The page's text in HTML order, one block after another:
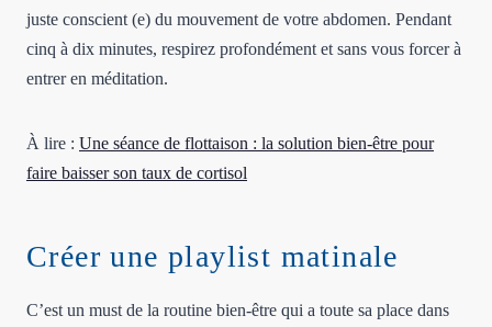
juste conscient (e) du mouvement de votre abdomen. Pendant
cinq à dix minutes, respirez profondément et sans vous forcer à
entrer en méditation.
À lire : Une séance de flottaison : la solution bien-être pour
faire baisser son taux de cortisol
Créer une playlist matinale
C’est un must de la routine bien-être qui a toute sa place dans